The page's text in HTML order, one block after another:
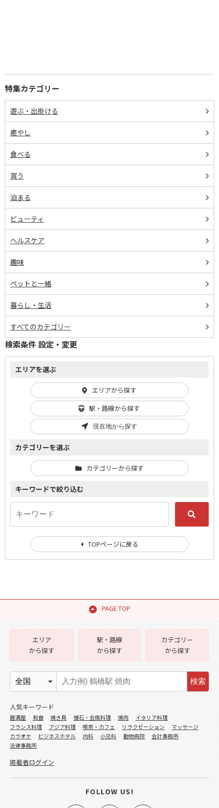
特集カテゴリー
遊ぶ・出掛ける
癒やし
食べる
買う
泊まる
ビューティ
ヘルスケア
趣味
ペットと一緒
暮らし・生活
すべてのカテゴリー
検索条件 設定・変更
エリアを選ぶ
エリアから探す
駅・路線から探す
現在地から探す
カテゴリーを選ぶ
カテゴリーから探す
キーワードで絞り込む
TOPページに戻る
PAGE TOP
エリア
から探す
駅・路線
から探す
カテゴリー
から探す
検索
人気キーワード
居酒屋 和食 焼き鳥 懐石・会席料理 焼肉
イタリア料理
フランス料理
アジア料理 喫茶・カフェ リラクゼーション
マッサージ
カラオケ
ビジネスホテル 内科 小児科 動物病院
会計事務所
法律事務所
掲載者ログイン
FOLLOW US!